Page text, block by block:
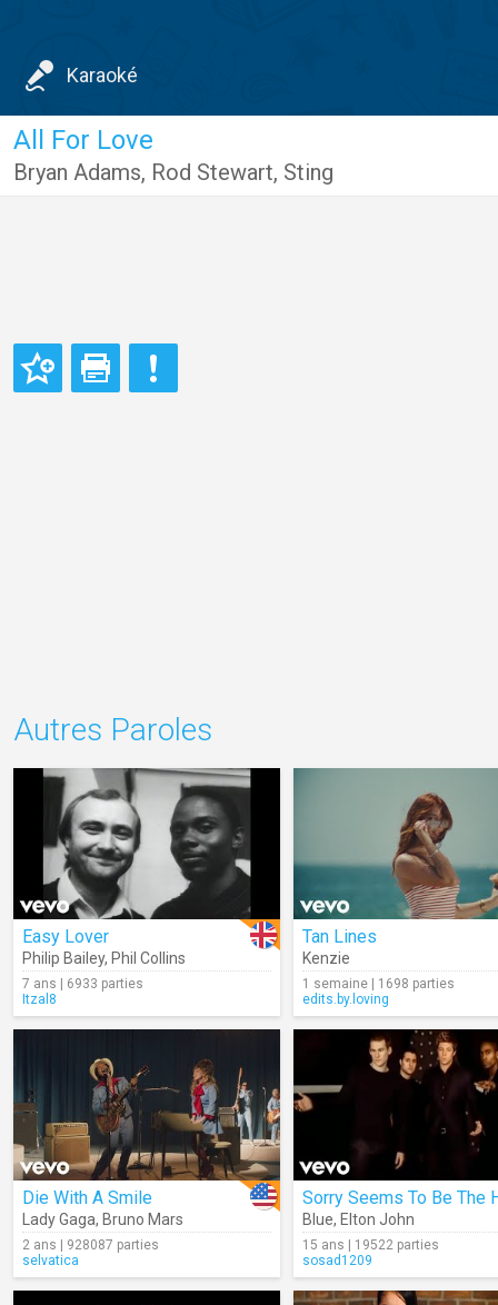
Karaoké
All For Love
Bryan Adams, Rod Stewart, Sting
Autres Paroles
Easy Lover
Philip Bailey, Phil Collins
7 ans | 6933 parties
Itzal8
Tan Lines
Kenzie
1 semaine | 1698 parties
edits.by.loving
Die With A Smile
Lady Gaga, Bruno Mars
2 ans | 928087 parties
selvatica
Blue, Elton John
15 ans | 19522 parties
sosad1209